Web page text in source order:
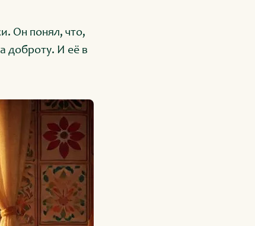
Он понял, что,
доброту. И её в